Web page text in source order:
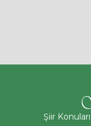
Şiir Konuları